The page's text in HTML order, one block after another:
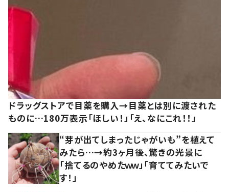
ドラッグストアで目薬を購入→目薬とは別に渡された
ものに…180万表示「ほしい！」「え、なにこれ！！」
“芽が出てしまったじゃがいも”を植えて
みたら…→約3ヶ月後、驚きの光景に
「捨てるのやめたｗｗ」「育ててみたいで
す！」